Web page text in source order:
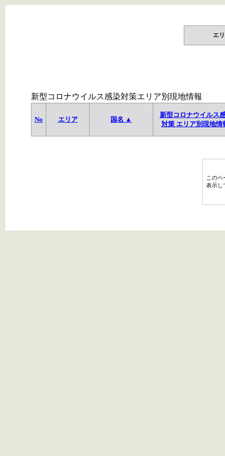
エ
新型コロナウイルス感染対策エリア別現地情報
No エリア 国名 ▲
新型コロナウイルス
対策 エリア別現地情
このペ
表示し